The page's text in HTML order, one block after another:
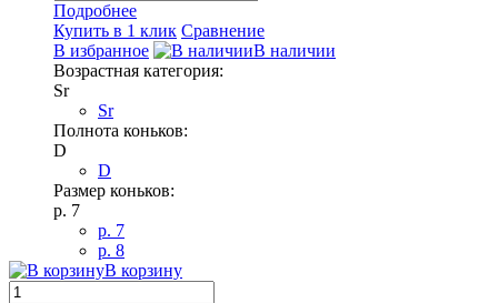
Подробнее
Купить в 1 клик Сравнение
В избранное
В наличии
Возрастная категория:
Sr
Sr
Полнота коньков:
D
D
Размер коньков:
p. 7
p. 7
p. 8
В корзину